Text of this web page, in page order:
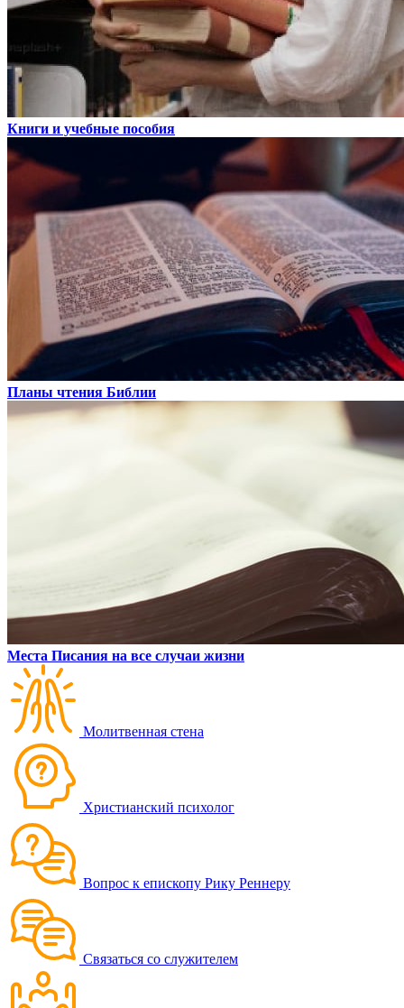
Книги и учебные пособия
Планы чтения Библии
Места Писания на все случаи жизни
Молитвенная стена
Христианский психолог
Вопрос к епископу Рику Реннеру
Связаться со служителем